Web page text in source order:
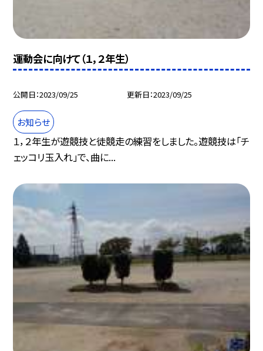
運動会に向けて（１，２年生）
公開日 2023/09/25 更新日 2023/09/25
お知らせ
１，２年生が遊競技と徒競走の練習をしました。遊競技は「チ
ェッコリ玉入れ」で、曲に...